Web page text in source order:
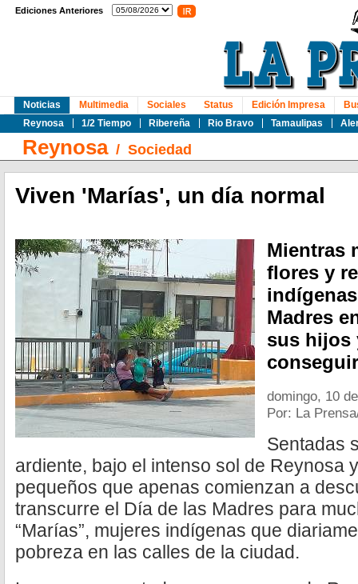
Ediciones Anteriores
Noticias
Reynosa
1/2 Tiempo Ribereña Rio Bravo Tamaulipas
Multimedia Sociales Status Edición Impresa
Reynosa/ Sociedad
Viven 'Marías', un día normal
Mientras
flores y
Madres
sus hijos
domingo, 10
Por: La
Sentadas
ardiente, bajo el intenso sol de Reynosa
pequeños que apenas comienzan a
transcurre el Día de las Madres para
“Marías”, mujeres indígenas que
pobreza en las calles de la ciudad.